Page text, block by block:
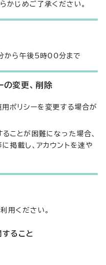
かじめご了承ください。
から午後5時00分まで
の変更、削除
ポリシーを変更する場合が
ことが困難になった場合、
掲載し、アカウントを速や
用ください。
ること